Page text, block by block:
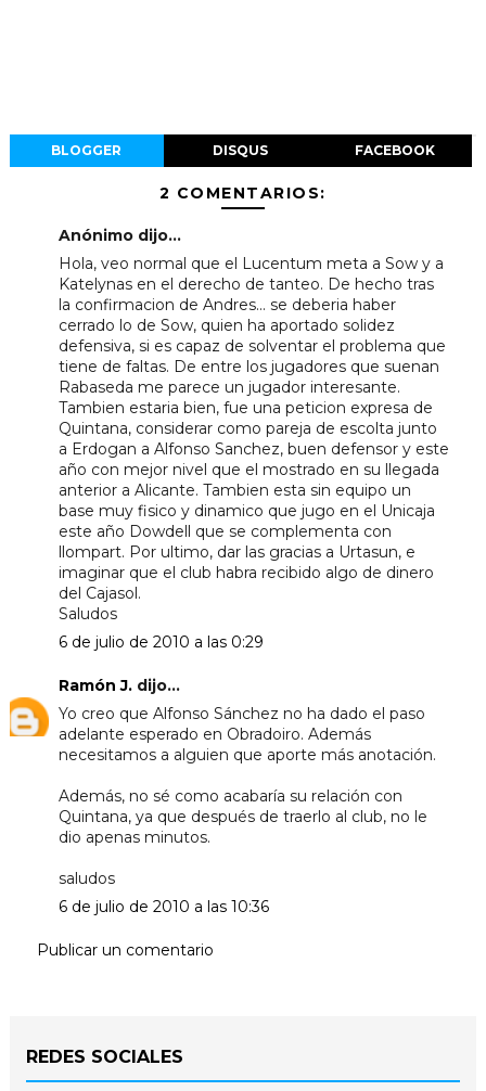
BLOGGER DISQUS FACEBOOK
2 COMENTARIOS:
Anónimo dijo...
Hola, veo normal que el Lucentum meta a Sow y a
Katelynas en el derecho de tanteo. De hecho tras
la confirmacion de Andres... se deberia haber
cerrado lo de Sow, quien ha aportado solidez
defensiva, si es capaz de solventar el problema que
tiene de faltas. De entre los jugadores que suenan
Rabaseda me parece un jugador interesante.
Tambien estaria bien, fue una peticion expresa de
Quintana, considerar como pareja de escolta junto
a Erdogan a Alfonso Sanchez, buen defensor y este
año con mejor nivel que el mostrado en su llegada
anterior a Alicante. Tambien esta sin equipo un
base muy fisico y dinamico que jugo en el Unicaja
este año Dowdell que se complementa con
llompart. Por ultimo, dar las gracias a Urtasun, e
imaginar que el club habra recibido algo de dinero
del Cajasol.
Saludos
6 de julio de 2010 a las 0:29
Ramón J.dijo...
Yo creo que Alfonso Sánchez no ha dado el paso
adelante esperado en Obradoiro. Además
necesitamos a alguien que aporte más anotación.
Además, no sé como acabaría su relación con
Quintana, ya que después de traerlo al club, no le
dio apenas minutos.
saludos
6 de julio de 2010 a las 10:36
Publicar un comentario
REDES SOCIALES